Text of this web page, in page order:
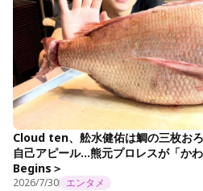
Cloud ten、舩水健佑は鯛の三枚お
自己アピール…熊元プロレスが「か
Begins＞
2026/7/30 エンタメ